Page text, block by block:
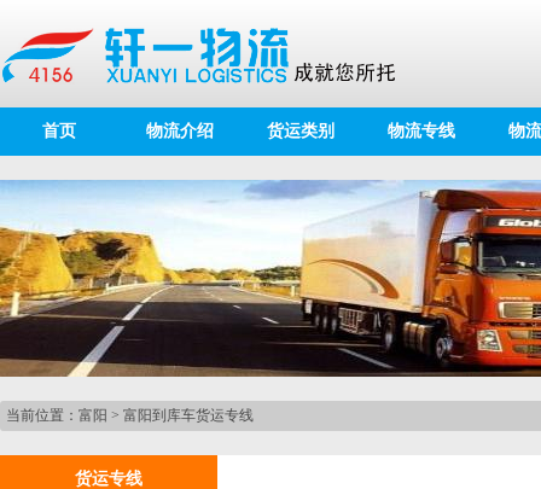
首页 物流介绍 货运类别 物流专线 物
当前位置： 富阳 > 富阳到库车货运专线
货运专线